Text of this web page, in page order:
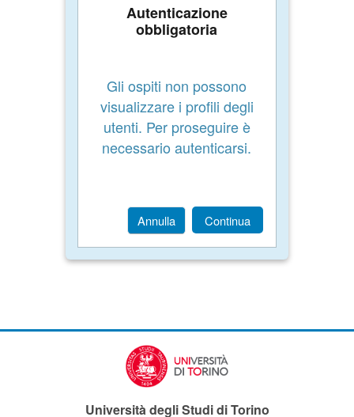
Autenticazione
obbligatoria
Gli ospiti non possono
visualizzare i profili degli
utenti. Per proseguire è
necessario autenticarsi.
Annulla Continua
Università degli Studi di Torino